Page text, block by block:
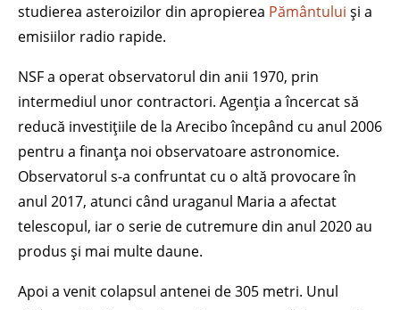
studierea asteroizilor din apropierea Pământului și a
emisiilor radio rapide.
NSF a operat observatorul din anii 1970, prin
intermediul unor contractori. Agenția a încercat să
reducă investițiile de la Arecibo începând cu anul 2006
pentru a finanța noi observatoare astronomice.
Observatorul s-a confruntat cu o altă provocare în
anul 2017, atunci când uraganul Maria a afectat
telescopul, iar o serie de cutremure din anul 2020 au
produs și mai multe daune.
Apoi a venit colapsul antenei de 305 metri. Unul